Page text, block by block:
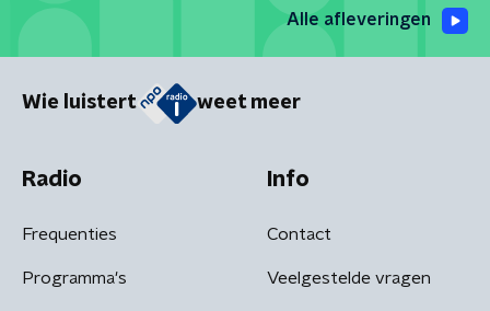
Alle afleveringen
Wie luistert weet meer
Radio
Frequenties
Programma's
Info
Contact
Veelgestelde vragen